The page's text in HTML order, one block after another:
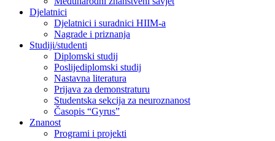
Djelatnici
Djelatnici i suradnici HIIM-a
Nagrade i priznanja
Studiji/studenti
Diplomski studij
Poslijediplomski studij
Nastavna literatura
Prijava za demonstraturu
Studentska sekcija za neuroznanost
Časopis “Gyrus”
Znanost
Programi i projekti